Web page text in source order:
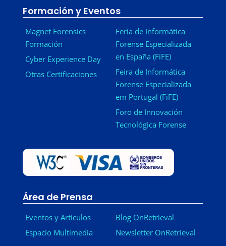
Formación y Eventos
Magnet Forensics
Formación
Cyber Experience Day
Otras Certificaciones
Feria de Informática
Forense Especializada
en España (FiFE)
Feira de Informática
Forense Especializada
em Portugal (FiFE)
Foro de Innovación
Tecnológica Forense
Área de Prensa
Eventos y Artículos
Espacio Multimedia
Blog OnRetrieval
Newsletter OnRetrieval